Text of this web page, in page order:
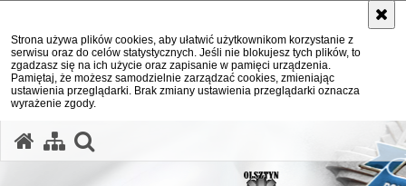
Strona używa plików cookies, aby ułatwić użytkownikom korzystanie z
serwisu oraz do celów statystycznych. Jeśli nie blokujesz tych plików, to
zgadzasz się na ich użycie oraz zapisanie w pamięci urządzenia.
Pamiętaj, że możesz samodzielnie zarządzać cookies, zmieniając
ustawienia przeglądarki. Brak zmiany ustawienia przeglądarki oznacza
wyrażenie zgody.